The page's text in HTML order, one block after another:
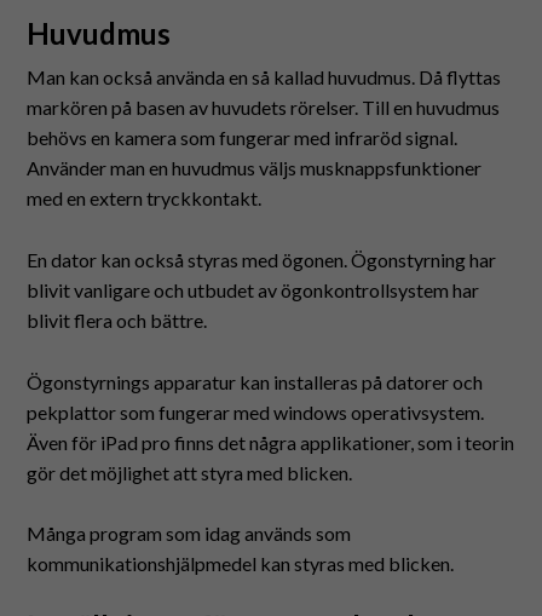
Huvudmus
Man kan också använda en så kallad huvudmus. Då flyttas
markören på basen av huvudets rörelser. Till en huvudmus
behövs en kamera som fungerar med infraröd signal.
Använder man en huvudmus väljs musknappsfunktioner
med en extern tryckkontakt.
En dator kan också styras med ögonen. Ögonstyrning har
blivit vanligare och utbudet av ögonkontrollsystem har
blivit flera och bättre.
Ögonstyrnings apparatur kan installeras på datorer och
pekplattor som fungerar med windows operativsystem.
Även för iPad pro finns det några applikationer, som i teorin
gör det möjlighet att styra med blicken.
Många program som idag används som
kommunikationshjälpmedel kan styras med blicken.